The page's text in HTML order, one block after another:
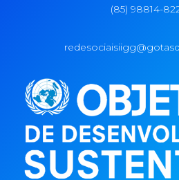
(85) 98814-